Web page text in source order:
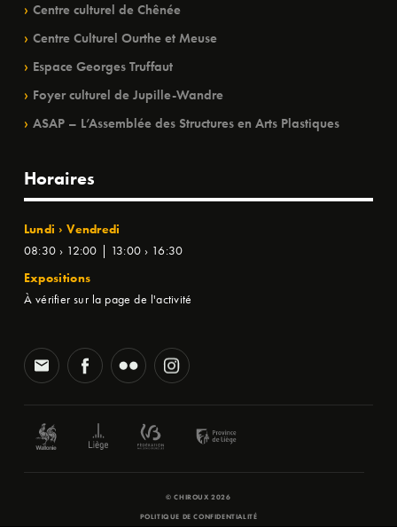
Centre culturel de Chênée
Centre Culturel Ourthe et Meuse
Espace Georges Truffaut
Foyer culturel de Jupille-Wandre
ASAP – L’Assemblée des Structures en Arts Plastiques
Horaires
Lundi › Vendredi
08:30 › 12:00 | 13:00 › 16:30
Expositions
À vérifier sur la page de l'activité
© CHIROUX 2026
POLITIQUE DE CONFIDENTIALITÉ